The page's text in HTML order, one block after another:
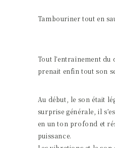
Tambouriner tout en
Tout l’entraînement du
prenait enfin tout son
Au début, le son était
surprise générale, il
en un ton profond et
puissance.